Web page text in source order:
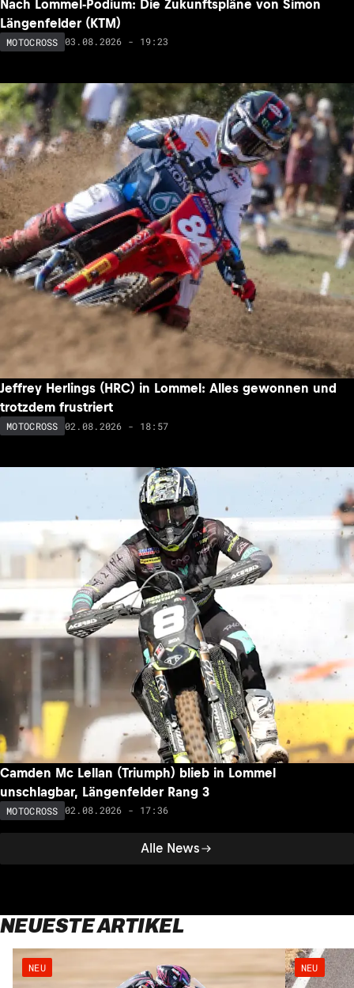
Alle News
Nach Lommel-Podium: Die Zukunftspläne von Simon
Längenfelder (KTM)
MOTOCROSS 03.08.2026 - 19:23
Jeffrey Herlings (HRC) in Lommel: Alles gewonnen und
trotzdem frustriert
MOTOCROSS 02.08.2026 - 18:57
Camden Mc Lellan (Triumph) blieb in Lommel
unschlagbar, Längenfelder Rang 3
MOTOCROSS 02.08.2026 - 17:36
NEUESTE ARTIKEL
NEU NEU